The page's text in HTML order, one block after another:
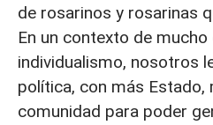
de rosarinos y rosarinas
En un contexto de
individualismo, nosotros
política, con más Estado,
comunidad para poder